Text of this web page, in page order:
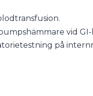
vid GI-
på